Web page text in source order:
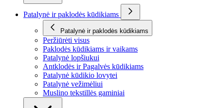
Patalynė ir paklodės kūdikiams
Patalynė ir paklodės kūdikiams
Peržiūrėti visus
Paklodės kūdikiams ir vaikams
Patalynė lopšiukui
Antklodės ir Pagalvės kūdikiams
Patalynė kūdikio lovytei
Patalynė vežimėliui
Muslino tekstillės gaminiai